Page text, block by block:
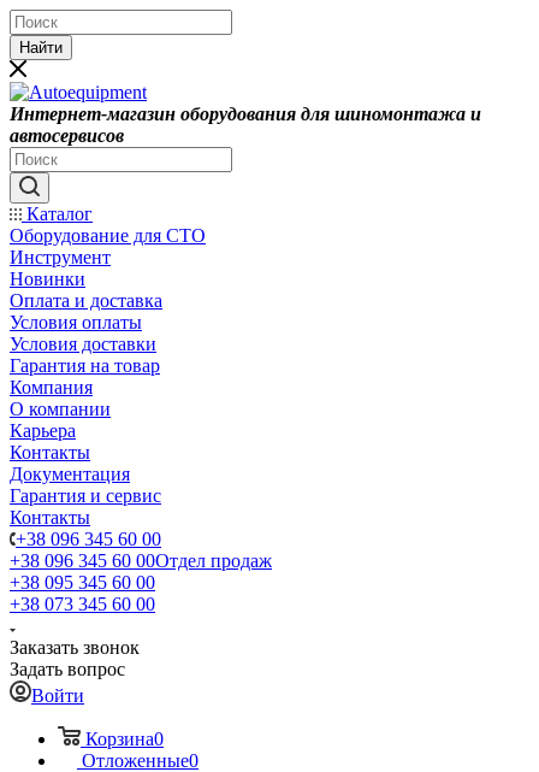
Найти
Интернет-магазин оборудования для шиномонтажа и
автосервисов
Каталог
Оборудование для СТО
Инструмент
Новинки
Оплата и доставка
Условия оплаты
Условия доставки
Гарантия на товар
Компания
О компании
Карьера
Контакты
Документация
Гарантия и сервис
Контакты
+38 096 345 60 00
+38 096 345 60 00Отдел продаж
+38 095 345 60 00
+38 073 345 60 00
Заказать звонок
Задать вопрос
Войти
Корзина0
Отложенные0